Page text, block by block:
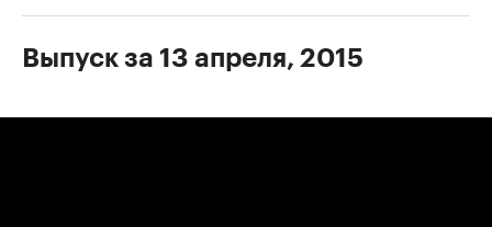
Выпуск за 13 апреля, 2015